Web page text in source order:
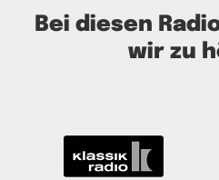
Bei diesen
wir zu